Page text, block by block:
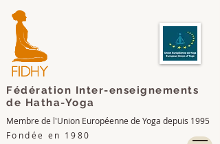
Fondée en 1980
Membre de l'Union Européenne de Yoga depuis 1995
Fédération Inter-enseignements
de Hatha-Yoga